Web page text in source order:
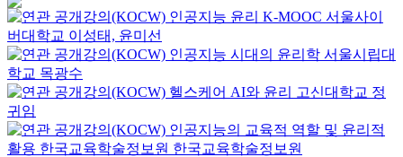
인공지능 윤리 K-MOOC 서울사이
버대학교 이성태, 윤미선
인공지능 시대의 윤리학 서울시립대
학교 목광수
헬스케어 AI와 윤리
고신대학교 정
귀임
인공지능의 교육적 역할 및 윤리적
활용 한국교육학술정보원 한국교육학술정보원